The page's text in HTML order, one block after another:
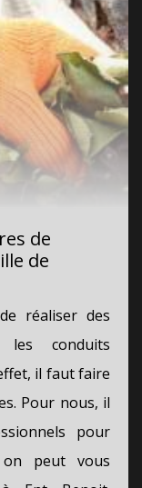
de
de
réaliser des
conduits
il faut faire
Pour nous, il
pour
on peut vous